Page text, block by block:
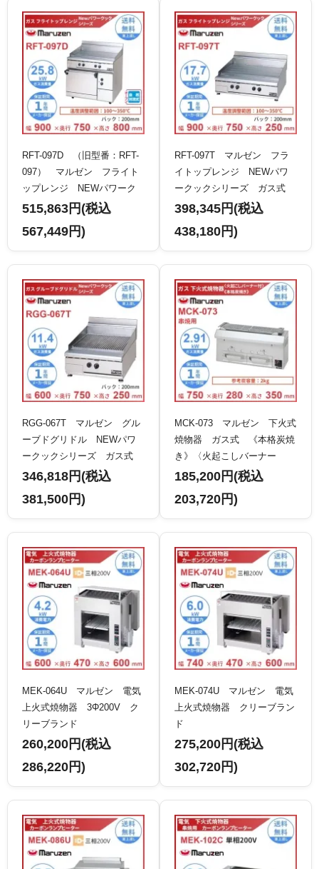
RFT-097D （旧型番：RFT-
097） マルゼン フライト
ップレンジ NEWパワーク
ックシリーズ ガス式 クリ
515,863円(税込
567,449円)
RFT-097T マルゼン フラ
イトップレンジ NEWパワ
ークックシリーズ ガス式
卓上型 クリーブランド
398,345円(税込
438,180円)
RGG-067T マルゼン グル
ーブドグリドル NEWパワ
ークックシリーズ ガス式
卓上型 クリーブランド
346,818円(税込
381,500円)
MCK-073 マルゼン 下火式
焼物器 ガス式 《本格炭焼
き》〈火起こしバーナー
付〉 串焼用 クリーブラン
185,200円(税込
203,720円)
MEK-064U マルゼン 電気
上火式焼物器 3Φ200V ク
リーブランド
260,200円(税込
286,220円)
MEK-074U マルゼン 電気
上火式焼物器 クリーブラン
ド
275,200円(税込
302,720円)